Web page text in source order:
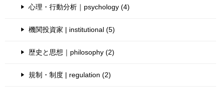
心理・行動分析｜psychology (4)
機関投資家 | institutional (5)
歴史と思想｜philosophy (2)
規制・制度 | regulation (2)